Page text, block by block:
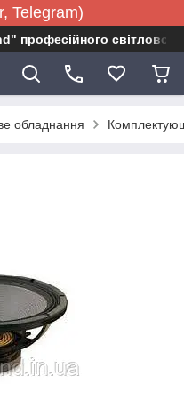
Telegram)
професійного
обладнання